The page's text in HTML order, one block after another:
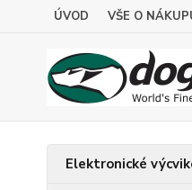
ÚVOD VŠE O
Elektronické